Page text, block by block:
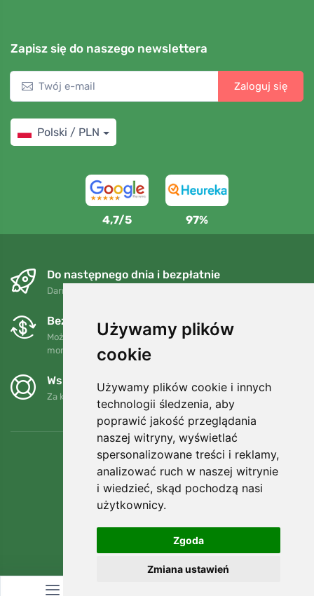
Używamy plików
cookie
Używamy plików cookie i innych
technologii śledzenia, aby
poprawić jakość przeglądania
naszej witryny, wyświetlać
spersonalizowane treści i reklamy,
analizować ruch w naszej witrynie
i wiedzieć, skąd pochodzą nasi
użytkownicy.
Zgoda
Zmiana ustawień
Zapisz się do naszego newslettera
Zaloguj się
Polski / PLN
4,7/5 97%
Do następnego dnia i bezpłatnie
Darmowa wysyłka dla zamówień powyżej 250 PLN
Bezpłatne wymiany i zwroty
Możesz zwrócić lub wymienić swoje zamówienie w dowolnym
momencie w ciągu 90 dni.
Wspieramy Trees.org
Za każde zamówienie sadzimy drzewo! Czytaj więcej